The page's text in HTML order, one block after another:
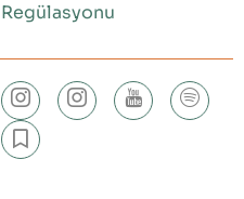
Regülasyonu